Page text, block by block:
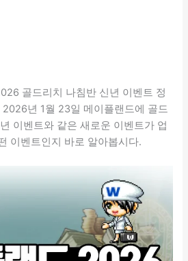
골드리치 나침반 신년 이벤트 정
년 1월 23일 메이플랜드에 골드
이벤트와 같은 새로운 이벤트가 업
이벤트인지 바로 알아봅시다.